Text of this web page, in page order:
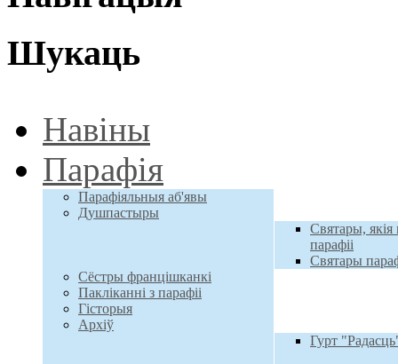
Шукаць
Навiны
Парафiя
Парафіяльныя аб'явы
Душпастыры
Святары, якія
парафіі
Святары
Сёстры францішканкі
Пакліканні з парафіі
Гісторыя
Архiў
Гурт